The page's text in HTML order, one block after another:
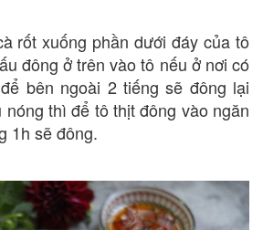
rốt xuống phần dưới đáy của tô
đông ở trên vào tô nếu ở nơi có
bên ngoài 2 tiếng sẽ đông lại
thì để tô thịt đông vào ngăn
1h sẽ đông.